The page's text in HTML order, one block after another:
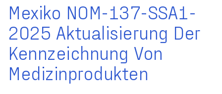
Mexiko NOM-137-SSA1-
2025 Aktualisierung Der
Kennzeichnung Von
Medizinprodukten